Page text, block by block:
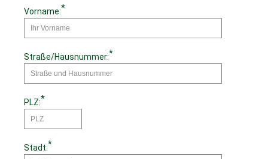
Vorname:*
Straße/Hausnummer:*
PLZ:*
Stadt:*